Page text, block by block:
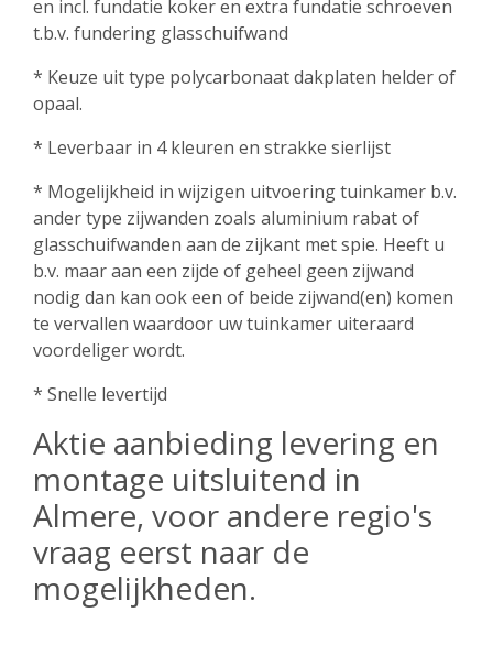
en incl. fundatie koker en extra fundatie schroeven
t.b.v. fundering glasschuifwand
* Keuze uit type polycarbonaat dakplaten helder of
opaal.
* Leverbaar in 4 kleuren en strakke sierlijst
* Mogelijkheid in wijzigen uitvoering tuinkamer b.v.
ander type zijwanden zoals aluminium rabat of
glasschuifwanden aan de zijkant met spie. Heeft u
b.v. maar aan een zijde of geheel geen zijwand
nodig dan kan ook een of beide zijwand(en) komen
te vervallen waardoor uw tuinkamer uiteraard
voordeliger wordt.
* Snelle levertijd
Aktie aanbieding levering en
montage uitsluitend in
Almere, voor andere regio's
vraag eerst naar de
mogelijkheden.